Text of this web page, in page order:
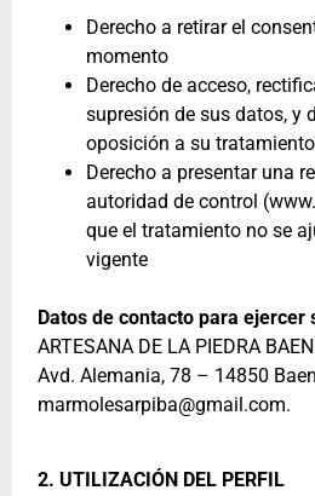
Derecho a retirar el
momento
Derecho de acceso,
supresión de sus datos, y
oposición a su tratamiento
Derecho a presentar una
autoridad de control
que el tratamiento no se
vigente
Datos de contacto para ejercer
ARTESANA DE LA PIEDRA
Avd. Alemania, 78 – 14850
marmolesarpiba@gmail.com.
2. UTILIZACIÓN DEL PERFIL